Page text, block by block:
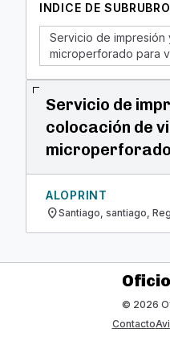
INDICE DE
Servicio de
microperforado para
Servicio de
colocación de
ALOPRINT
location_onSantiago, santiago,
© 2026
Contacto